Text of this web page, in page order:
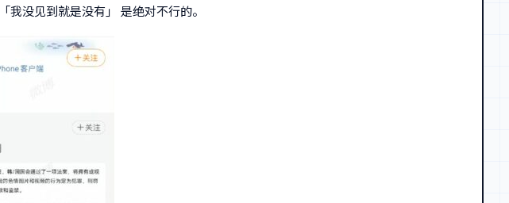
没见到就是没有」 是绝对不行的。